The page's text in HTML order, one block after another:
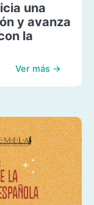
una
y avanza
la
Ver más →